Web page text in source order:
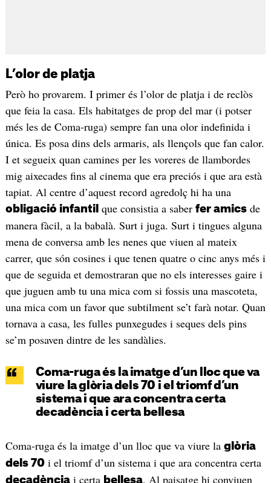
L’olor de platja
Però ho provarem. I primer és l’olor de platja i de reclòs
que feia la casa. Els habitatges de prop del mar (i potser
més les de Coma-ruga) sempre fan una olor indefinida i
única. Es posa dins dels armaris, als llençols que fan calor.
I et segueix quan camines per les voreres de llambordes
mig aixecades fins al cinema que era preciós i que ara està
tapiat. Al centre d’aquest record agredolç hi ha una
obligació infantil que consistia a saber fer amicsde
manera fàcil, a la babalà. Surt i juga. Surt i tingues alguna
mena de conversa amb les nenes que viuen al mateix
carrer, que són cosines i que tenen quatre o cinc anys més i
que de seguida et demostraran que no els interesses gaire i
que juguen amb tu una mica com si fossis una mascoteta,
una mica com un favor que subtilment se’t farà notar. Quan
tornava a casa, les fulles punxegudes i seques dels pins
se’m posaven dintre de les sandàlies.
Coma-ruga és la imatge d’un lloc que va
viure la glòria dels 70 i el triomf d’un
sistema i que ara concentra certa
decadència i certa bellesa
Coma-ruga és la imatge d’un lloc que va viure la glòria
dels 70i el triomf d’un sistema i que ara concentra certa
decadènciai certa bellesa. Al paisatge hi conviuen